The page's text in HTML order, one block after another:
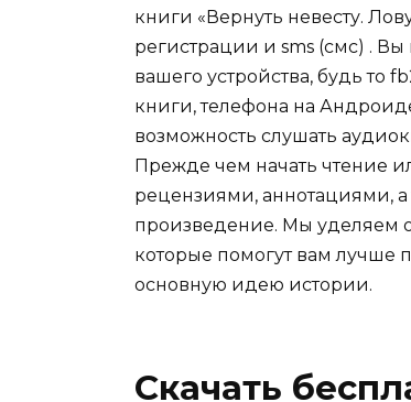
книги «Вернуть невесту.
регистрации и sms (смс) .
вашего устройства, будь то
книги, телефона на
возможность слушать
Прежде чем начать чтение
рецензиями, аннотациями, а
произведение. Мы уделяем
которые помогут вам лучше
основную идею истории.
Скачать